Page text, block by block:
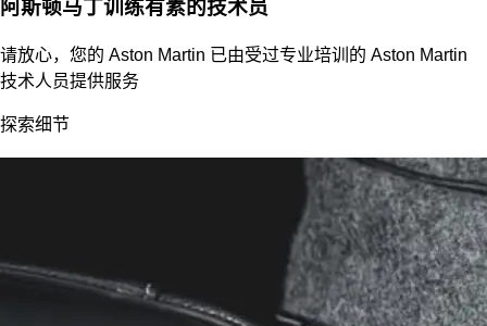
阿斯顿马丁训练有素的技术员
请放心，您的 Aston Martin 已由受过专业培训的 Aston Martin
技术人员提供服务
探索细节